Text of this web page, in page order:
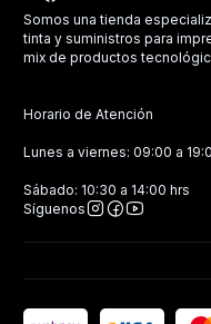
Somos una tienda
tinta y suministros para
mix de productos
Horario de Atención
Lunes a viernes: 09:00 a
Sábado: 10:30 a 14:00 hrs
Síguenos